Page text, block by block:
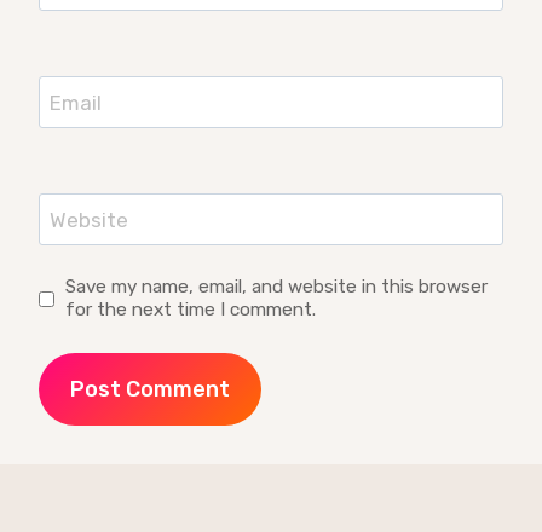
Email
Website
Save my name, email, and website in this browser
for the next time I comment.